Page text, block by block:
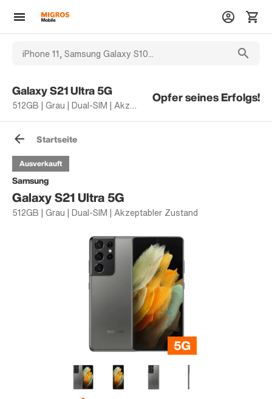
Galaxy S21 Ultra 5G
512GB | Grau | Dual-SIM | Akzeptabler Zustand
Opfer seines Erfolgs!
Startseite
Samsung
Galaxy S21 Ultra 5G
512GB | Grau | Dual-SIM | Akzeptabler Zustand
Ausverkauft